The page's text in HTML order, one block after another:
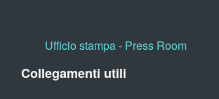
Ufficio stampa - Press Room
Collegamenti utili